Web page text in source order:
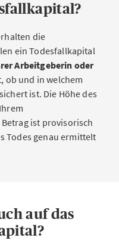
die
ein Todesfallkapital
Arbeitgeberin oder
ob und in welchem
ist. Die Höhe des
Betrag ist provisorisch
Todes genau ermittelt
auf das